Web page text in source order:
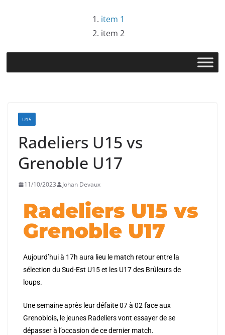
item 1
item 2
U15
Radeliers U15 vs
Grenoble U17
11/10/2023 Johan Devaux
Radeliers U15 vs
Grenoble U17
Aujourd’hui à 17h aura lieu le match retour entre la
sélection du Sud-Est U15 et les U17 des Brûleurs de
loups.
Une semaine après leur défaite 07 à 02 face aux
Grenoblois, le jeunes Radeliers vont essayer de se
dépasser à l’occasion de ce dernier match.